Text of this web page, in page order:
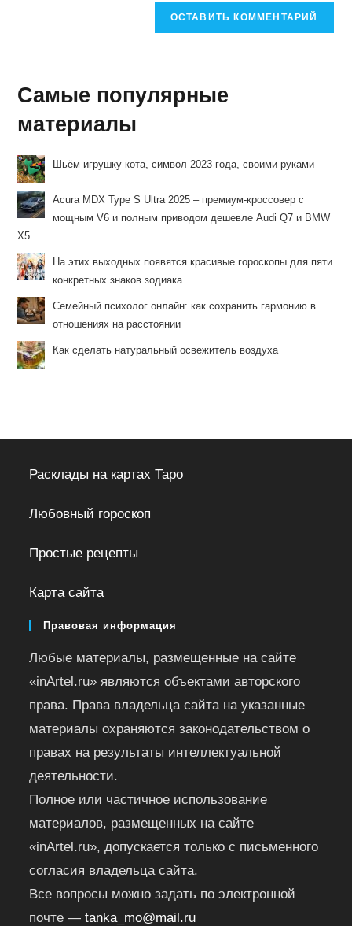
Самые популярные
материалы
Шьём игрушку кота, символ 2023 года, своими руками
Acura MDX Type S Ultra 2025 – премиум-кроссовер с
мощным V6 и полным приводом дешевле Audi Q7 и BMW
X5
На этих выходных появятся красивые гороскопы для пяти
конкретных знаков зодиака
Семейный психолог онлайн: как сохранить гармонию в
отношениях на расстоянии
Как сделать натуральный освежитель воздуха
Расклады на картах Таро
Любовный гороскоп
Простые рецепты
Карта сайта
Правовая информация
Любые материалы, размещенные на сайте
«inArtel.ru» являются объектами авторского
права. Права владельца сайта на указанные
материалы охраняются законодательством о
правах на результаты интеллектуальной
деятельности.
Полное или частичное использование
материалов, размещенных на сайте
«inArtel.ru», допускается только с письменного
согласия владельца сайта.
Все вопросы можно задать по электронной
почте —tanka_mo@mail.ru